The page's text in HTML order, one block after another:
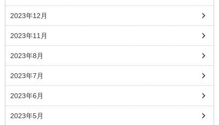
2023年12月
2023年11月
2023年8月
2023年7月
2023年6月
2023年5月